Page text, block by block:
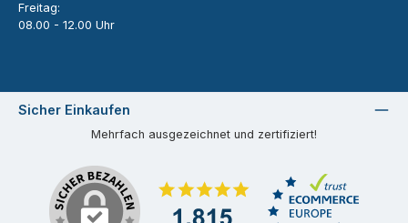
Freitag:
08.00 - 12.00 Uhr
Sicher Einkaufen
Mehrfach ausgezeichnet und zertifiziert!